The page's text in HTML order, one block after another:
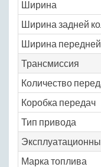
Ширина
Ширина задней
Ширина передней
Трансмиссия
Количество
Коробка передач
Тип привода
Марка топлива